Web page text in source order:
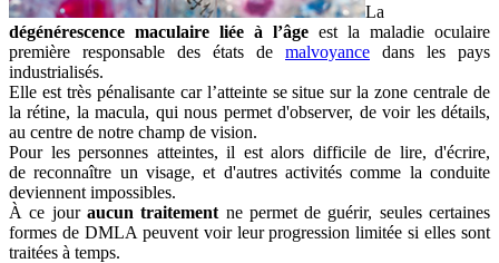
La
dégénérescence maculaire liée à l’âge est la maladie oculaire
première responsable des états de malvoyance dans les pays
industrialisés.
Elle est très pénalisante car l’atteinte se situe sur la zone centrale de
la rétine, la macula, qui nous permet d'observer, de voir les détails,
au centre de notre champ de vision.
Pour les personnes atteintes, il est alors difficile de lire, d'écrire,
de reconnaître un visage, et d'autres activités comme la conduite
deviennent impossibles.
À ce jour aucun traitement ne permet de guérir, seules certaines
formes de DMLA peuvent voir leur progression limitée si elles sont
traitées à temps.